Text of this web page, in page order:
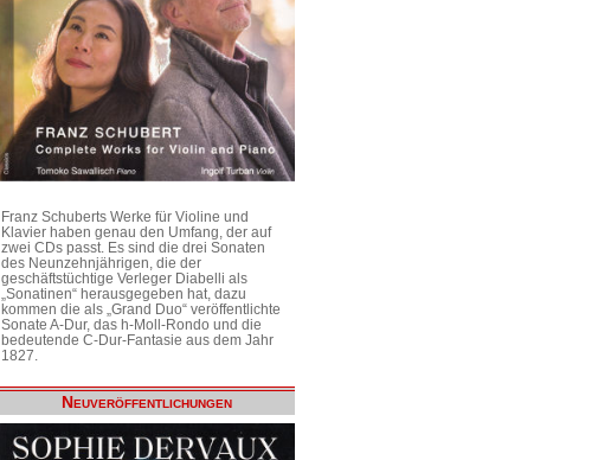
Franz Schuberts Werke für Violine und
Klavier haben genau den Umfang, der auf
zwei CDs passt. Es sind die drei Sonaten
des Neunzehnjährigen, die der
geschäftstüchtige Verleger Diabelli als
„Sonatinen“ herausgegeben hat, dazu
kommen die als „Grand Duo“ veröffentlichte
Sonate A-Dur, das h-Moll-Rondo und die
bedeutende C-Dur-Fantasie aus dem Jahr
1827.
Neuveröffentlichungen